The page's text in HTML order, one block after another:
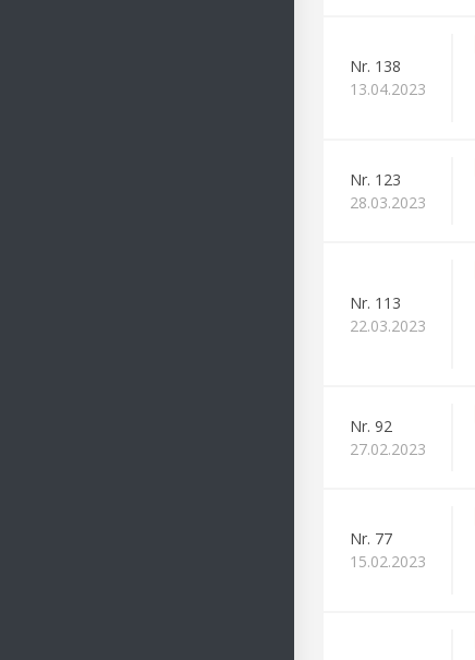
Nr. 138
13.04.2023
Nr. 123
28.03.2023
Nr. 113
22.03.2023
Nr. 92
27.02.2023
Nr. 77
15.02.2023